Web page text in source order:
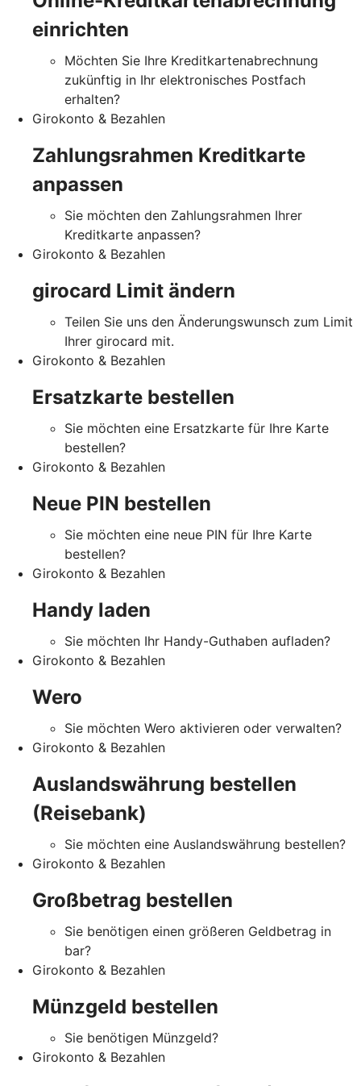
einrichten
Möchten Sie Ihre Kreditkartenabrechnung
zukünftig in Ihr elektronisches Postfach
erhalten?
Girokonto & Bezahlen
Zahlungsrahmen Kreditkarte
anpassen
Sie möchten den Zahlungsrahmen Ihrer
Kreditkarte anpassen?
Girokonto & Bezahlen
girocard Limit ändern
Teilen Sie uns den Änderungswunsch zum Limit
Ihrer girocard mit.
Girokonto & Bezahlen
Ersatzkarte bestellen
Sie möchten eine Ersatzkarte für Ihre Karte
bestellen?
Girokonto & Bezahlen
Neue PIN bestellen
Sie möchten eine neue PIN für Ihre Karte
bestellen?
Girokonto & Bezahlen
Handy laden
Sie möchten Ihr Handy-Guthaben aufladen?
Girokonto & Bezahlen
Wero
Sie möchten Wero aktivieren oder verwalten?
Girokonto & Bezahlen
Auslandswährung bestellen
(Reisebank)
Sie möchten eine Auslandswährung bestellen?
Girokonto & Bezahlen
Großbetrag bestellen
Sie benötigen einen größeren Geldbetrag in
bar?
Girokonto & Bezahlen
Münzgeld bestellen
Sie benötigen Münzgeld?
Girokonto & Bezahlen